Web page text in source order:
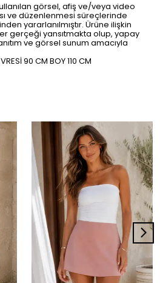
görsel, afiş ve/veya video
ve düzenlenmesi süreçlerinde
yararlanılmıştır. Ürüne ilişkin
gerçeği yansıtmakta olup, yapay
ve görsel sunum amacıyla
90 CM BOY 110 CM